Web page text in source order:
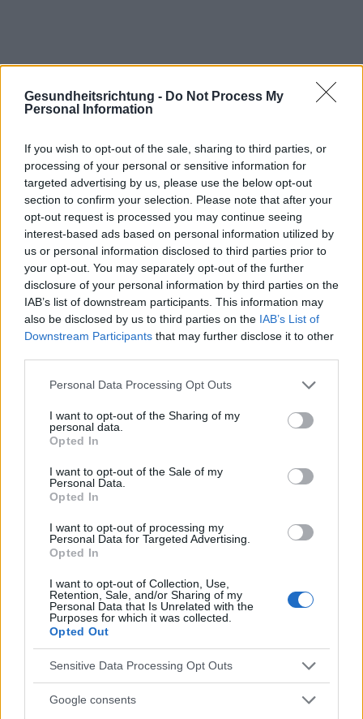
Gesundheitsrichtung - Do Not Process My
Personal Information
If you wish to opt-out of the sale, sharing to third parties, or
processing of your personal or sensitive information for
targeted advertising by us, please use the below opt-out
section to confirm your selection. Please note that after your
opt-out request is processed you may continue seeing
interest-based ads based on personal information utilized by
us or personal information disclosed to third parties prior to
your opt-out. You may separately opt-out of the further
disclosure of your personal information by third parties on the
IAB’s list of downstream participants. This information may
also be disclosed by us to third parties on the IAB’s List of
Downstream Participants that may further disclose it to other
Please note that this website/app uses one or more Google
not limited to your visit or usage behaviour. You may click to
grant or deny consent to Google and its third-party tags to
use your data for below specified purposes in below Google
consent section.
Personal Data Processing Opt Outs
I want to opt-out of the Sharing of my
personal data.
Opted In
I want to opt-out of the Sale of my
Personal Data.
Opted In
I want to opt-out of processing my
Personal Data for Targeted Advertising.
Opted In
I want to opt-out of Collection, Use,
Retention, Sale, and/or Sharing of my
Personal Data that Is Unrelated with the
Purposes for which it was collected.
Opted Out
Sensitive Data Processing Opt Outs
Google consents
Möchten Sie auf dem Laufenden bleiben?
Folgen Sie uns auf
Googl
News
ZUGEHÖRIG
Themen Hemifazialer spasmus Knieganglion neurlagia
Lingual-pharyngeale neuralgie Trigeminusneuralgie
Vaskulär-neuraler konflikt
Quellen
Rowland, L. P. Merritt Neurology(2008)
Bildungs- und Informationszwecken. Der Herausgeber und die
Redaktion der Website sind nicht für die Ergebnisse ihrer
Anwendung verantwortlich. Bevor Sie Ratschläge oder Tipps auf
der Website verwenden, ist es unbedingt erforderlich, einen Arzt
Werbung: